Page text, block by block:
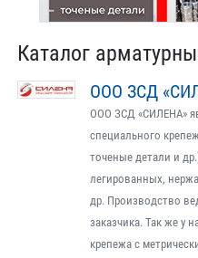
Каталог
ООО ЗСД
ООО ЗСД «СИЛЕНА»
специального
точеные детали и
легированных,
др. Производство
заказчика. Так же у
крепежа с